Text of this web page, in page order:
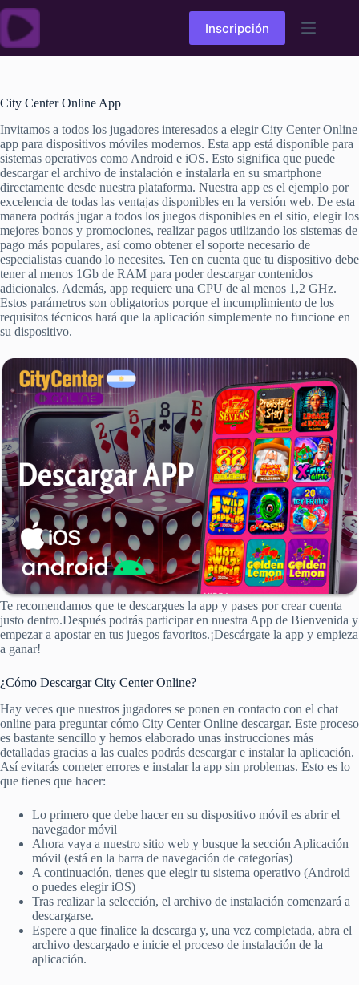
Skip
to
content
Inscripción
City Center Online App
Invitamos a todos los jugadores interesados a elegir City Center Online
app para dispositivos móviles modernos. Esta app está disponible para
sistemas operativos como Android e iOS. Esto significa que puede
descargar el archivo de instalación e instalarla en su smartphone
directamente desde nuestra plataforma. Nuestra app es el ejemplo por
excelencia de todas las ventajas disponibles en la versión web. De esta
manera podrás jugar a todos los juegos disponibles en el sitio, elegir los
mejores bonos y promociones, realizar pagos utilizando los sistemas de
pago más populares, así como obtener el soporte necesario de
especialistas cuando lo necesites. Ten en cuenta que tu dispositivo debe
tener al menos 1Gb de RAM para poder descargar contenidos
adicionales. Además, app requiere una CPU de al menos 1,2 GHz.
Estos parámetros son obligatorios porque el incumplimiento de los
requisitos técnicos hará que la aplicación simplemente no funcione en
su dispositivo.
Te recomendamos que te descargues la app y pases por crear cuenta
justo dentro.Después podrás participar en nuestra App de Bienvenida y
empezar a apostar en tus juegos favoritos.¡Descárgate la app y empieza
a ganar!
¿Cómo Descargar City Center Online?
Hay veces que nuestros jugadores se ponen en contacto con el chat
online para preguntar cómo City Center Online descargar. Este proceso
es bastante sencillo y hemos elaborado unas instrucciones más
detalladas gracias a las cuales podrás descargar e instalar la aplicación.
Así evitarás cometer errores e instalar la app sin problemas. Esto es lo
que tienes que hacer:
Lo primero que debe hacer en su dispositivo móvil es abrir el
navegador móvil
Ahora vaya a nuestro sitio web y busque la sección Aplicación
móvil (está en la barra de navegación de categorías)
A continuación, tienes que elegir tu sistema operativo (Android
o puedes elegir iOS)
Tras realizar la selección, el archivo de instalación comenzará a
descargarse.
Espere a que finalice la descarga y, una vez completada, abra el
archivo descargado e inicie el proceso de instalación de la
aplicación.